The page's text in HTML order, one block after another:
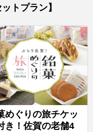
トプラン】
めぐりの旅チケッ
き！佐賀の老舗4